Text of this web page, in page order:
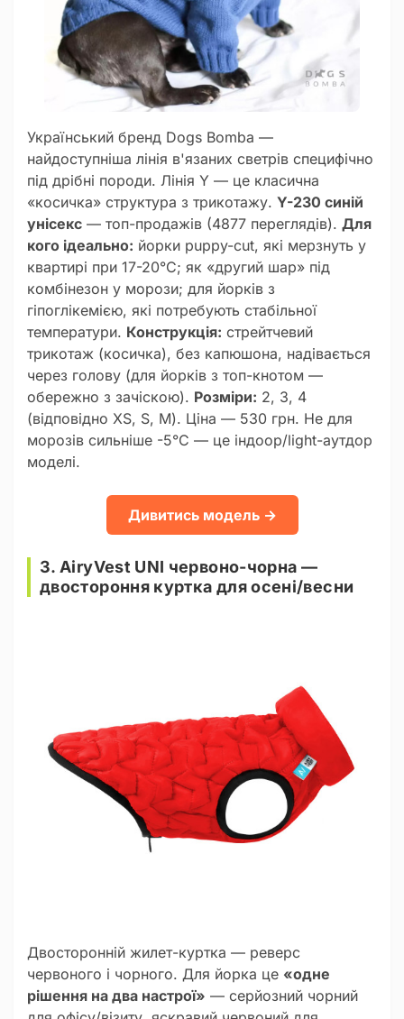
Український бренд Dogs Bomba —
найдоступніша лінія в'язаних светрів специфічно
під дрібні породи. Лінія Y — це класична
«косичка» структура з трикотажу. Y-230 синій
унісекс — топ-продажів (4877 переглядів). Для
кого ідеально: йорки puppy-cut, які мерзнуть у
квартирі при 17-20°C; як «другий шар» під
комбінезон у морози; для йорків з
гіпоглікемією, які потребують стабільної
температури. Конструкція: стрейтчевий
трикотаж (косичка), без капюшона, надівається
через голову (для йорків з топ-кнотом —
обережно з зачіскою). Розміри: 2, 3, 4
(відповідно XS, S, M). Ціна — 530 грн. Не для
морозів сильніше -5°C — це індоор/light-аутдор
моделі.
Дивитись модель →
3. AiryVest UNI червоно-чорна —
двостороння куртка для осені/весни
Двосторонній жилет-куртка — реверс
червоного і чорного. Для йорка це «одне
рішення на два настрої» — серйозний чорний